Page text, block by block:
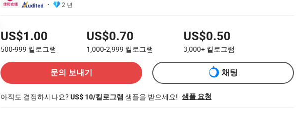
2 년
US$1.00
500-999 킬로그램
US$0.70
1,000-2,999 킬로그램
US$0.50
3,000+ 킬로그램
문의 보내기
채팅
아직도 결정하시나요? US$ 10/킬로그램 샘플을 받으세요! 샘플 요청